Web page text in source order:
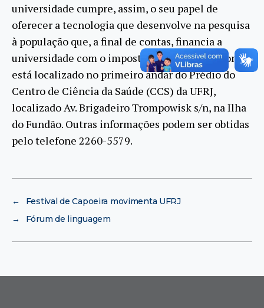
universidade cumpre, assim, o seu papel de
oferecer a tecnologia que desenvolve na pesquisa
à população que, a final de contas, financia a
universidade com o imposto. O Laboratório Sonda
está localizado no primeiro andar do Prédio do
Centro de Ciência da Saúde (CCS) da UFRJ,
localizado Av. Brigadeiro Trompowisk s/n, na Ilha
do Fundão. Outras informações podem ser obtidas
pelo telefone 2260-5579.
←
Festival de Capoeira movimenta UFRJ
→
Fórum de linguagem